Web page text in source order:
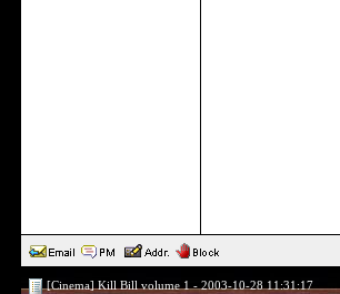
[Cinema] Kill Bill volume 1 - 2003-10-28 11:31:17